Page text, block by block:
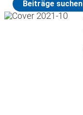
Beiträge suchen